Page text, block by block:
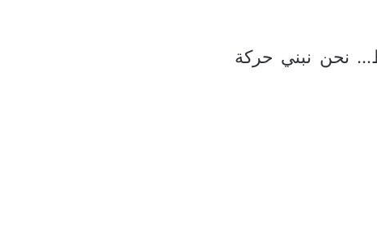
نحن نبني حركة